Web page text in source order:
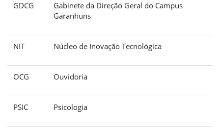
GDCG
Gabinete da Direção Geral do Campus
Garanhuns
NIT Núcleo de Inovação Tecnológica
OCG Ouvidoria
PSIC Psicologia